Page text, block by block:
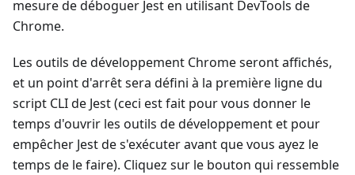
mesure de déboguer Jest en utilisant DevTools de
Chrome.
Les outils de développement Chrome seront affichés,
et un point d'arrêt sera défini à la première ligne du
script CLI de Jest (ceci est fait pour vous donner le
temps d'ouvrir les outils de développement et pour
empêcher Jest de s'exécuter avant que vous ayez le
temps de le faire). Cliquez sur le bouton qui ressemble